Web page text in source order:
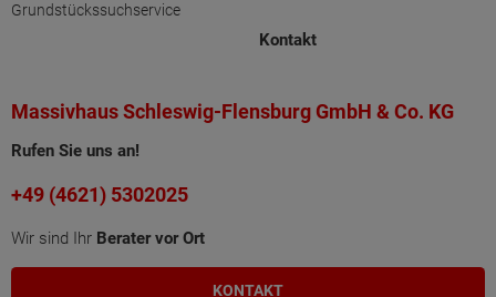
Grundstückssuchservice
Kontakt
Massivhaus Schleswig-Flensburg GmbH & Co. KG
Rufen Sie uns an!
+49 (4621) 5302025
Wir sind Ihr Berater vor Ort
KONTAKT